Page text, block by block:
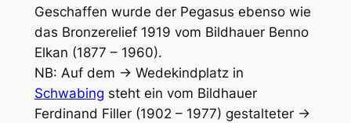
Geschaffen wurde der Pegasus ebenso wie
das Bronzerelief 1919 vom Bildhauer Benno
Elkan (1877 – 1960).
NB: Auf dem → Wedekindplatz in
Schwabing steht ein vom Bildhauer
Ferdinand Filler (1902 – 1977) gestalteter →